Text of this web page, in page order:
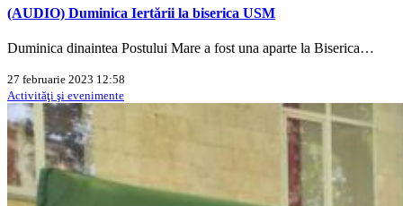
(AUDIO) Duminica Iertării la biserica USM
Duminica dinaintea Postului Mare a fost una aparte la Biserica…
27 februarie 2023 12:58
Activităţi şi evenimente